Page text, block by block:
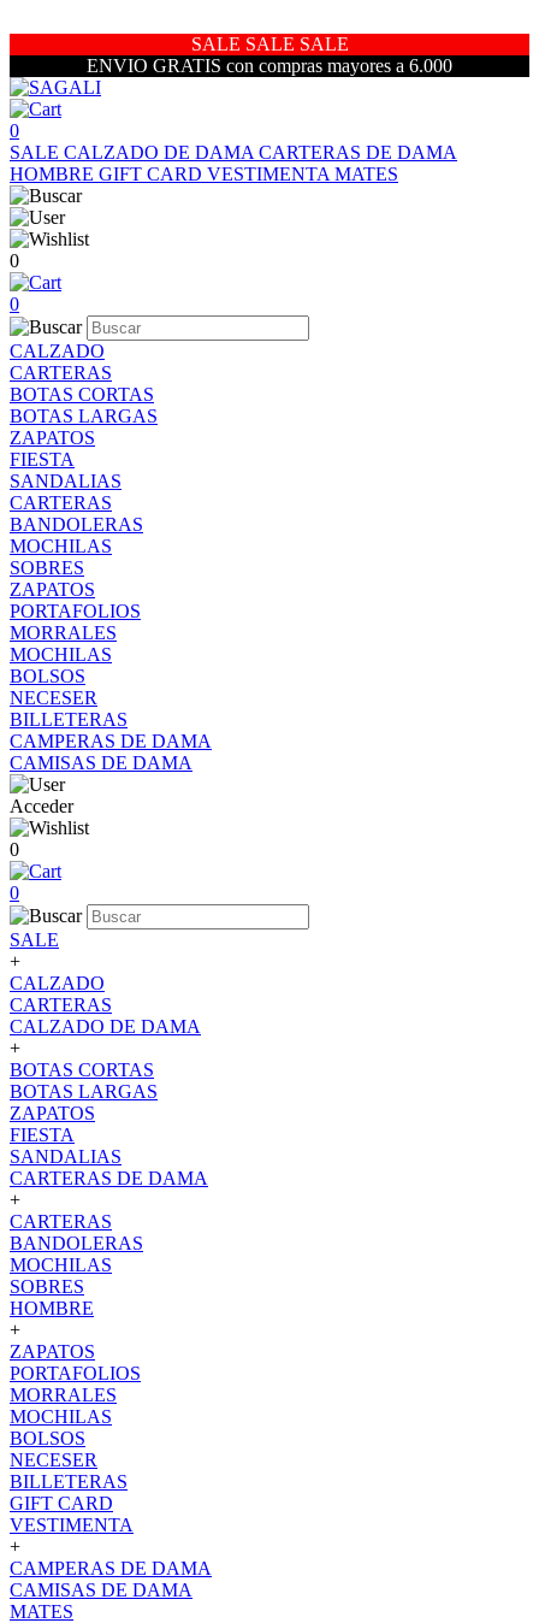
SALE SALE SALE
ENVIO GRATIS con compras mayores a 6.000
0
SALE CALZADO DE DAMA CARTERAS DE DAMA
HOMBRE GIFT CARD VESTIMENTA MATES
0
0
CALZADO
CARTERAS
BOTAS CORTAS
BOTAS LARGAS
ZAPATOS
FIESTA
SANDALIAS
CARTERAS
BANDOLERAS
MOCHILAS
SOBRES
ZAPATOS
PORTAFOLIOS
MORRALES
MOCHILAS
BOLSOS
NECESER
BILLETERAS
CAMPERAS DE DAMA
CAMISAS DE DAMA
Acceder
0
0
SALE
+
CALZADO
CARTERAS
CALZADO DE DAMA
+
BOTAS CORTAS
BOTAS LARGAS
ZAPATOS
FIESTA
SANDALIAS
CARTERAS DE DAMA
+
CARTERAS
BANDOLERAS
MOCHILAS
SOBRES
HOMBRE
+
ZAPATOS
PORTAFOLIOS
MORRALES
MOCHILAS
BOLSOS
NECESER
BILLETERAS
GIFT CARD
VESTIMENTA
+
CAMPERAS DE DAMA
CAMISAS DE DAMA
MATES